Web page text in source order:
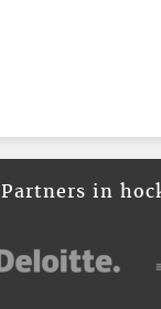
Partners in